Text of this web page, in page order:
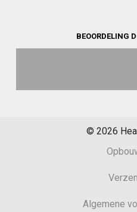
BEOORDELING
© 2026
Algemene